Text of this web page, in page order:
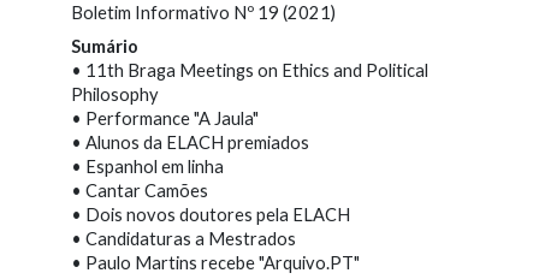
Boletim Informativo Nº 19 (2021)
Sumário
• 11th Braga Meetings on Ethics and Political
Philosophy
• Performance "A Jaula"
• Alunos da ELACH premiados
• Espanhol em linha
• Cantar Camões
• Dois novos doutores pela ELACH
• Candidaturas a Mestrados
• Paulo Martins recebe "Arquivo.PT"